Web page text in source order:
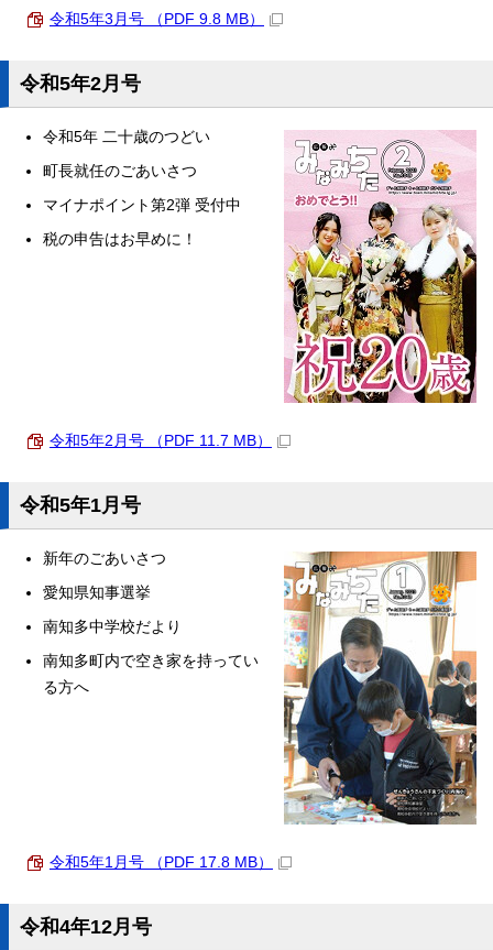
令和5年3月号 （PDF 9.8 MB）
令和5年2月号
令和5年 二十歳のつどい
町長就任のごあいさつ
マイナポイント第2弾 受付中
税の申告はお早めに！
令和5年2月号 （PDF 11.7 MB）
令和5年1月号
新年のごあいさつ
愛知県知事選挙
南知多中学校だより
南知多町内で空き家を持ってい
る方へ
令和5年1月号 （PDF 17.8 MB）
令和4年12月号